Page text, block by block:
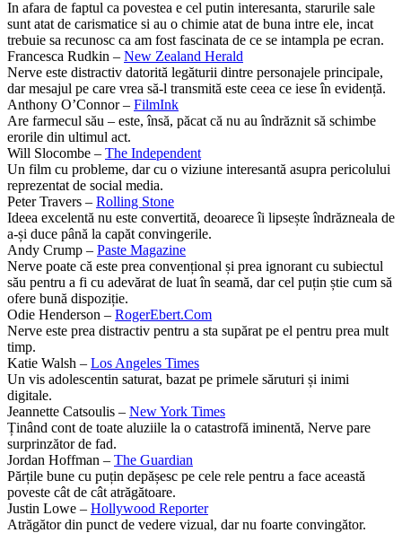
In afara de faptul ca povestea e cel putin interesanta, starurile sale
sunt atat de carismatice si au o chimie atat de buna intre ele, incat
trebuie sa recunosc ca am fost fascinata de ce se intampla pe ecran.
Francesca Rudkin – New Zealand Herald
Nerve este distractiv datorită legăturii dintre personajele principale,
dar mesajul pe care vrea să-l transmită este ceea ce iese în evidență.
Anthony O’Connor – FilmInk
Are farmecul său – este, însă, păcat că nu au îndrăznit să schimbe
erorile din ultimul act.
Will Slocombe – The Independent
Un film cu probleme, dar cu o viziune interesantă asupra pericolului
reprezentat de social media.
Peter Travers – Rolling Stone
Ideea excelentă nu este convertită, deoarece îi lipsește îndrăzneala de
a-și duce până la capăt convingerile.
Andy Crump – Paste Magazine
Nerve poate că este prea convențional și prea ignorant cu subiectul
său pentru a fi cu adevărat de luat în seamă, dar cel puțin știe cum să
ofere bună dispoziție.
Odie Henderson – RogerEbert.Com
Nerve este prea distractiv pentru a sta supărat pe el pentru prea mult
timp.
Katie Walsh – Los Angeles Times
Un vis adolescentin saturat, bazat pe primele săruturi și inimi
digitale.
Jeannette Catsoulis – New York Times
Ținând cont de toate aluziile la o catastrofă iminentă, Nerve pare
surprinzător de fad.
Jordan Hoffman – The Guardian
Părțile bune cu puțin depășesc pe cele rele pentru a face această
poveste cât de cât atrăgătoare.
Justin Lowe – Hollywood Reporter
Atrăgător din punct de vedere vizual, dar nu foarte convingător.